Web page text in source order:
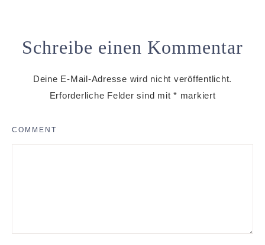
Schreibe einen Kommentar
Deine E-Mail-Adresse wird nicht veröffentlicht.
Erforderliche Felder sind mit * markiert
COMMENT